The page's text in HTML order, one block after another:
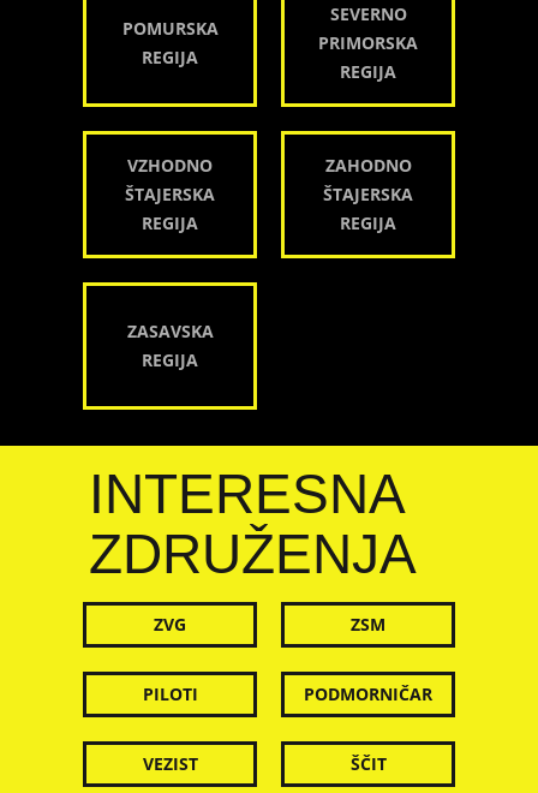
POMURSKA
REGIJA
SEVERNO
PRIMORSKA
REGIJA
VZHODNO
ŠTAJERSKA
REGIJA
ZAHODNO
ŠTAJERSKA
REGIJA
ZASAVSKA
REGIJA
INTERESNA
ZDRUŽENJA
ZVG ZSM
PILOTI PODMORNIČAR
VEZIST ŠČIT